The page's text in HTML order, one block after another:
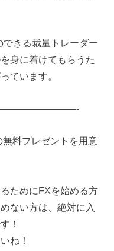
きる裁量トレーダー
身に着けてもらうた
ています。
料プレゼントを用意
ためにFXを始める方
ない方は、絶対に入
！
ね！